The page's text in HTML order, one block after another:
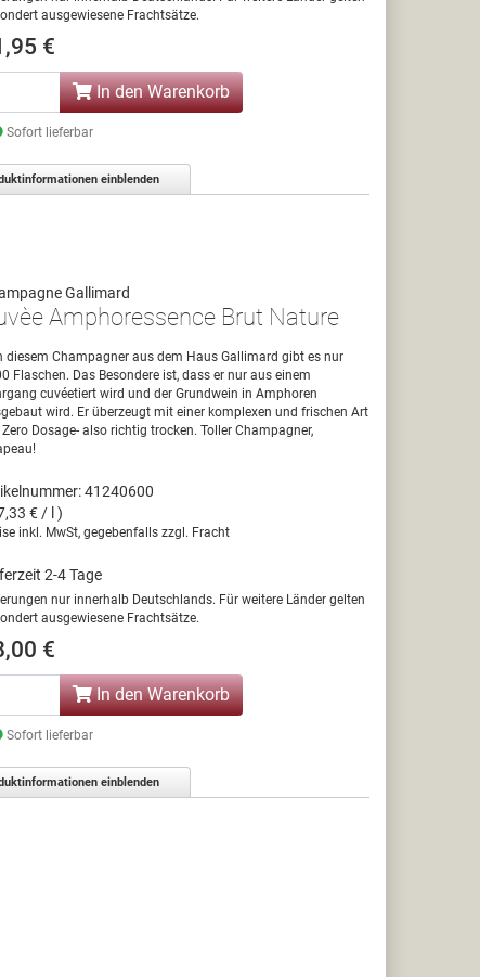
ausgewiesene Frachtsätze.
€
In den Warenkorb
Sofort lieferbar
einblenden
Gallimard
Amphoressence Brut Nature
diesem Champagner aus dem Haus Gallimard gibt es nur
Flaschen. Das Besondere ist, dass er nur aus einem
cuvéetiert wird und der Grundwein in Amphoren
wird. Er überzeugt mit einer komplexen und frischen Art
Dosage- also richtig trocken. Toller Champagner,
41240600
€ / l )
inkl. MwSt, gegebenfalls zzgl. Fracht
2-4 Tage
nur innerhalb Deutschlands. Für weitere Länder gelten
ausgewiesene Frachtsätze.
€
In den Warenkorb
Sofort lieferbar
einblenden